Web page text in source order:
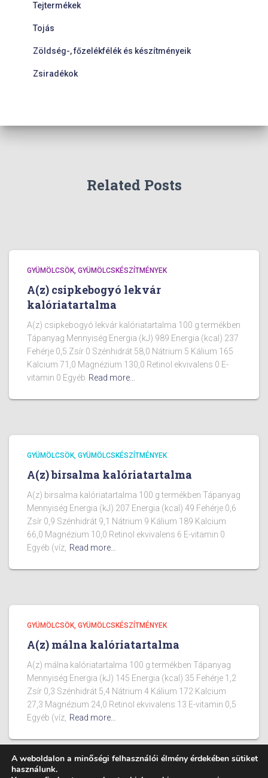
Tejtermékek
Tojás
Zöldség-, főzelékfélék és készítményeik
Zsiradékok
Related Posts
GYÜMÖLCSÖK, GYÜMÖLCSKÉSZÍTMÉNYEK
A(z) csipkebogyó lekvár
kalóriatartalma
A(z) csipkebogyó lekvár kalóriatartalma 100 g termékben
Tápanyag Mennyiség Energia (kJ) 989 Energia (kcal) 237
Fehérje 0,5 Zsír 0 Szénhidrát 58,0 Nátrium 5 Kálium 165
Kalcium 71,0 Magnézium 130,0 Retinol ekvivalens 0 E-
vitamin 0 Egyéb Read more…
GYÜMÖLCSÖK, GYÜMÖLCSKÉSZÍTMÉNYEK
A(z) birsalma kalóriatartalma
A(z) birsalma kalóriatartalma 100 g termékben Tápanyag
Mennyiség Energia (kJ) 207 Energia (kcal) 49 Fehérje 0,6
Zsír 0,9 Szénhidrát 9,1 Nátrium 9 Kálium 189 Kalcium
66,0 Magnézium 10,0 Retinol ekvivalens 6 E-vitamin 0
Egyéb (víz, Read more…
GYÜMÖLCSÖK, GYÜMÖLCSKÉSZÍTMÉNYEK
A(z) málna kalóriatartalma
A(z) málna kalóriatartalma 100 g termékben Tápanyag
Mennyiség Energia (kJ) 145 Energia (kcal) 35 Fehérje 1,2
Zsír 0,3 Szénhidrát 5,4 Nátrium 4 Kálium 172 Kalcium
27,3 Magnézium 24,0 Retinol ekvivalens 13 E-vitamin 0,5
Egyéb (víz, Read more…
A weboldalon a minőségi felhasználói élmény érdekében sütiket
használunk.